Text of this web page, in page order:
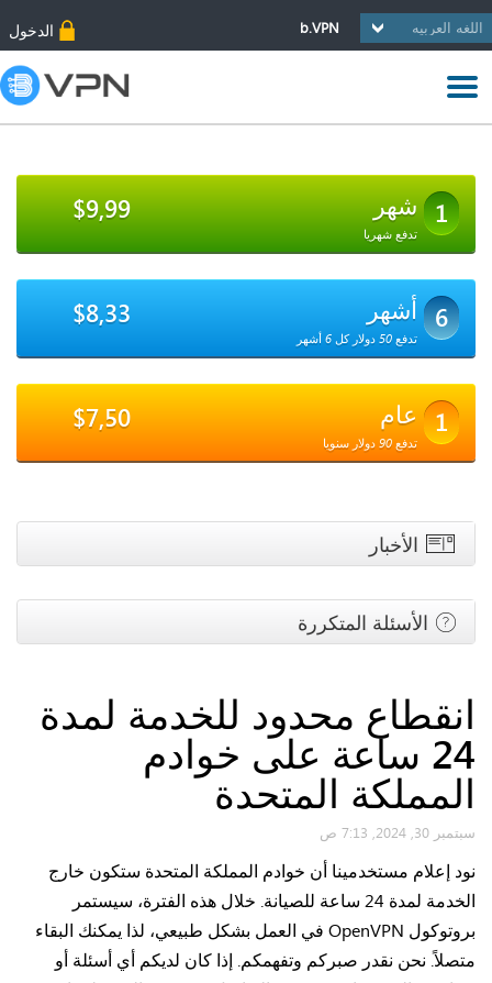
b.VPN الدخول
1 شهر $9,99
تدفع شهريا
6 أشهر $8,33
تدفع 50 دولار كل 6 أشهر
1 عام $7,50
تدفع 90 دولار سنويا
الأخبار
الأسئلة المتكررة
انقطاع محدود للخدمة لمدة
24 ساعة على خوادم
المملكة المتحدة
سبتمبر 30, 2024, 7:13 ص
نود إعلام مستخدمينا أن خوادم المملكة المتحدة ستكون خارج
الخدمة لمدة 24 ساعة للصيانة. خلال هذه الفترة، سيستمر
بروتوكول OpenVPN في العمل بشكل طبيعي، لذا يمكنك البقاء
متصلاً. نحن نقدر صبركم وتفهمكم. إذا كان لديكم أي أسئلة أو